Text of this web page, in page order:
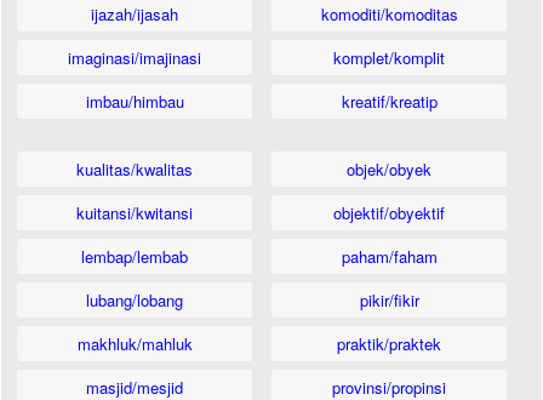
ijazah/ijasah
imaginasi/imajinasi
imbau/himbau
komoditi/komoditas
komplet/komplit
kreatif/kreatip
kualitas/kwalitas
kuitansi/kwitansi
lembap/lembab
lubang/lobang
makhluk/mahluk
masjid/mesjid
objek/obyek
objektif/obyektif
paham/faham
pikir/fikir
praktik/praktek
provinsi/propinsi